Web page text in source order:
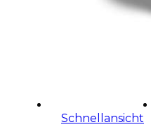
Schnellansicht